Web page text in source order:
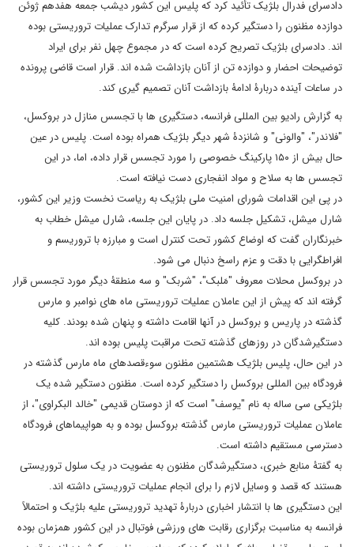
دادسرای فدرال بلژیک تأئید کرد که پلیس این کشور دیشب جمعه هفدهم ژوئن
دوازده مظنون را دستگیر کرده که از قرار سرگرم تدارک عملیات تروریستی بوده
اند. دادسرای بلژیک تصریح کرده است که در مجموع چهل نفر برای ایراد
توضیحات احضار و دوازده تن از آنان بازداشت شده اند. قرار است قاضی پرونده
در ساعات آینده دربارۀ ادامۀ بازداشت آنان تصمیم گیری کند.
به گزارش رادیو بین المللی فرانسه، دستگیری ها با تجسس منازل در بروکسل،
"فلاندر"، "والونی" و شانزدۀ شهر دیگر بلژیک همراه بوده است. پلیس در عین
حال بیش از ۱۵۰ پارکینگ خصوصی را مورد تجسس قرار داده، اما، در این
تجسس ها به سلاح و مواد انفجاری دست نیافته است.
در پی این اقدامات شورای امنیت ملی بلژیک به ریاست نخست وزیر این کشور،
شارل میشل، تشکیل جلسه داد. در پایان این جلسه، شارل میشل خطاب به
خبرنگاران گفت که اوضاع کشور تحت کنترل است و مبارزه با تروریسم و
افراطگرایی با دقت و عزم راسخ دنبال می شود.
در بروکسل محلات معروف "مَلبک"، "شربک" و سه منطقۀ دیگر مورد تجسس قرار
گرفته اند که پیش از این عاملان عملیات تروریستی ماه های نوامبر و مارس
گذشته در پاریس و بروکسل در آنها اقامت داشته و پنهان شده بودند. کلیه
دستگیرشدگان در روزهای گذشته تحت مراقبت پلیس بوده اند.
در این حال، پلیس بلژیک هشتمین مظنون سوءقصدهای ماه مارس گذشته در
فرودگاه بین المللی بروکسل را دستگیر کرده است. مظنون دستگیر شده یک
بلژیکی سی ساله به نام "یوسف" است که از دوستان قدیمی "خالد البکراوی"، از
عاملان عملیات تروریستی مارس گذشته بروکسل بوده و به هواپیماهای فرودگاه
دسترسی مستقیم داشته است.
به گفتۀ منابع خبری، دستگیرشدگان مظنون به عضویت در یک سلول تروریستی
هستند که قصد و وسایل لازم را برای انجام عملیات تروریستی داشته اند.
این دستگیری ها با انتشار اخباری دربارۀ تهدید تروریستی علیه بلژیک و احتمالاً
فرانسه به مناسبت برگزاری رقابت های ورزشی فوتبال در این کشور همزمان بوده